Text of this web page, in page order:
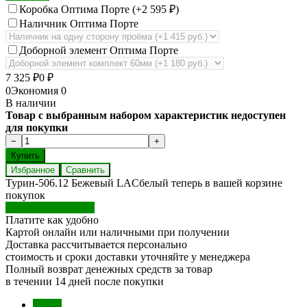
Коробка Оптима Порте (+2 595 ₽)
Наличник Оптима Порте
Доборной элемент Оптима Порте
7 325 ₽0 ₽
0Экономия 0
В наличии
Товар с выбранным набором характеристик недоступен
для покупки
Избранное Сравнить
Турин-506.12 Бежевый LACбелый теперь в вашей корзине
покупок
Платите как удобно
Картой онлайн или наличными при получении
Доставка рассчитывается персонально
стоимость и сроки доставки уточняйте у менеджера
Полный возврат денежных средств за товар
в течении 14 дней после покупки